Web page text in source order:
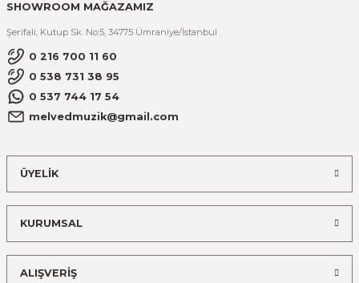
SHOWROOM MAĞAZAMIZ
Şerifali, Kutup Sk. No:5, 34775 Ümraniye/İstanbul
0 216 700 11 60
0 538 731 38 95
0 537 744 17 54
melvedmuzik@gmail.com
ÜYELİK
KURUMSAL
ALIŞVERİŞ